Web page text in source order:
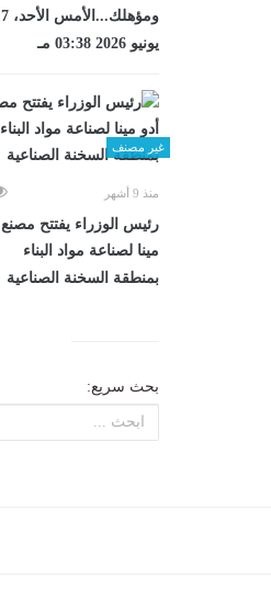
ومؤهلك...الأمس الأحد، 7
يونيو 2026 03:38 مـ
غير مصنف
منذ 9 أشهر
رئيس الوزراء يفتتح مصنع
مينا لصناعة مواد البناء
بمنطقة السخنة الصناعية
بحث سريع: